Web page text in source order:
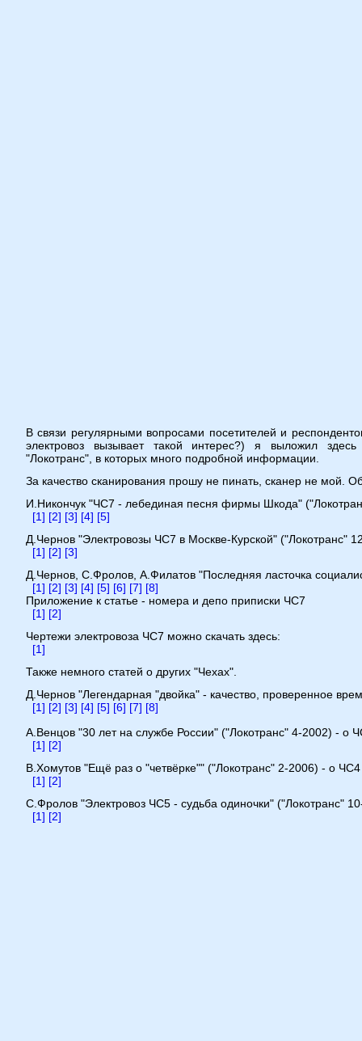
В связи регулярными вопросами посетителей и
электровоз вызывает такой интерес?) я выложил
"Локотранс", в которых много подробной информации.
За качество сканирования прошу не пинать, сканер не мой.
И.Никончук "ЧС7 - лебединая песня фирмы Шкода"
[1] [2] [3] [4] [5]
Д.Чернов "Электровозы ЧС7 в Москве-Курской" ("Локотранс"
[1] [2] [3]
Д.Чернов, С.Фролов, А.Филатов "Последняя ласточка
[1] [2] [3] [4] [5] [6] [7] [8]
Приложение к статье - номера и депо приписки ЧС7
[1] [2]
Чертежи электровоза ЧС7 можно скачать здесь:
[1]
Также немного статей о других "Чехах".
Д.Чернов "Легендарная "двойка" - качество, проверенное
[1] [2] [3] [4] [5] [6] [7] [8]
А.Венцов "30 лет на службе России" ("Локотранс" 4-2002) - о
[1] [2]
В.Хомутов "Ещё раз о "четвёрке"" ("Локотранс" 2-2006) - о ЧС4
[1] [2]
С.Фролов "Электровоз ЧС5 - судьба одиночки" ("Локотранс"
[1] [2]